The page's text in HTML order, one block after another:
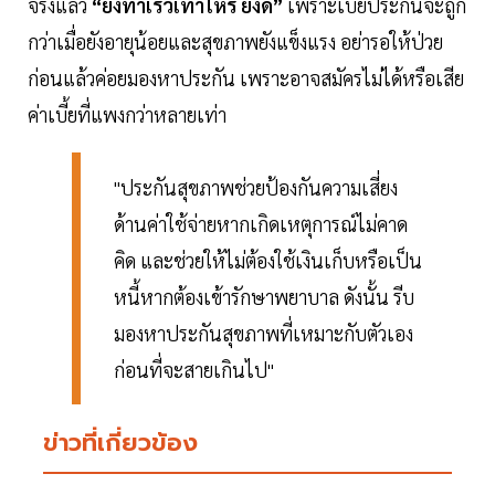
กว่าเมื่อยังอายุน้อยและสุขภาพยังแข็งแรง อย่ารอให้ป่วย
ก่อนแล้วค่อยมองหาประกัน เพราะอาจสมัครไม่ได้หรือเสีย
ค่าเบี้ยที่แพงกว่าหลายเท่า
"ประกันสุขภาพช่วยป้องกันความเสี่ยง
ด้านค่าใช้จ่ายหากเกิดเหตุการณ์ไม่คาด
คิด และช่วยให้ไม่ต้องใช้เงินเก็บหรือเป็น
หนี้หากต้องเข้ารักษาพยาบาล ดังนั้น รีบ
มองหาประกันสุขภาพที่เหมาะกับตัวเอง
ก่อนที่จะสายเกินไป"
ข่าวที่เกี่ยวข้อง